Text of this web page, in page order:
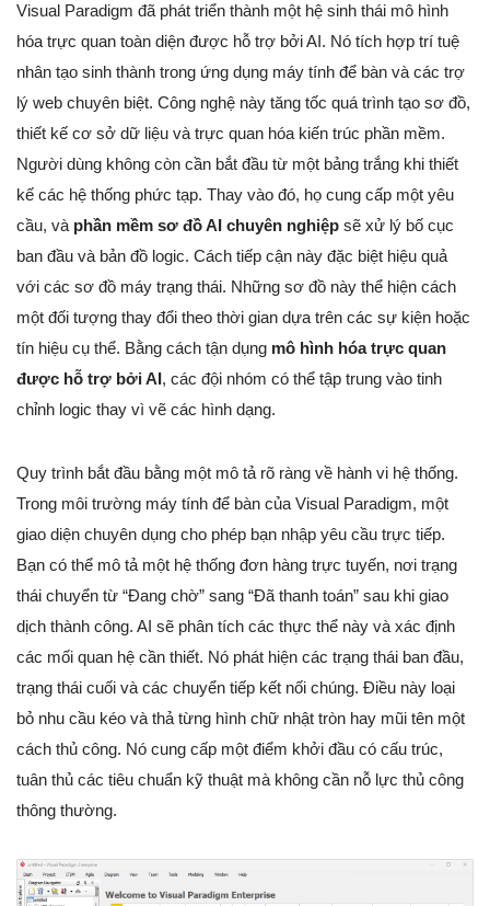
Visual Paradigm đã phát triển thành một hệ sinh thái mô hình
hóa trực quan toàn diện được hỗ trợ bởi AI. Nó tích hợp trí tuệ
nhân tạo sinh thành trong ứng dụng máy tính để bàn và các trợ
lý web chuyên biệt. Công nghệ này tăng tốc quá trình tạo sơ đồ,
thiết kế cơ sở dữ liệu và trực quan hóa kiến trúc phần mềm.
Người dùng không còn cần bắt đầu từ một bảng trắng khi thiết
kế các hệ thống phức tạp. Thay vào đó, họ cung cấp một yêu
cầu, và phần mềm sơ đồ AI chuyên nghiệp sẽ xử lý bố cục
ban đầu và bản đồ logic. Cách tiếp cận này đặc biệt hiệu quả
với các sơ đồ máy trạng thái. Những sơ đồ này thể hiện cách
một đối tượng thay đổi theo thời gian dựa trên các sự kiện hoặc
tín hiệu cụ thể. Bằng cách tận dụng mô hình hóa trực quan
được hỗ trợ bởi AI, các đội nhóm có thể tập trung vào tinh
chỉnh logic thay vì vẽ các hình dạng.
Quy trình bắt đầu bằng một mô tả rõ ràng về hành vi hệ thống.
Trong môi trường máy tính để bàn của Visual Paradigm, một
giao diện chuyên dụng cho phép bạn nhập yêu cầu trực tiếp.
Bạn có thể mô tả một hệ thống đơn hàng trực tuyến, nơi trạng
thái chuyển từ “Đang chờ” sang “Đã thanh toán” sau khi giao
dịch thành công. AI sẽ phân tích các thực thể này và xác định
các mối quan hệ cần thiết. Nó phát hiện các trạng thái ban đầu,
trạng thái cuối và các chuyển tiếp kết nối chúng. Điều này loại
bỏ nhu cầu kéo và thả từng hình chữ nhật tròn hay mũi tên một
cách thủ công. Nó cung cấp một điểm khởi đầu có cấu trúc,
tuân thủ các tiêu chuẩn kỹ thuật mà không cần nỗ lực thủ công
thông thường.